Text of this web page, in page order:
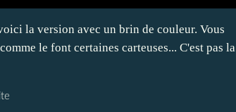
la version avec un brin de couleur. Vous
le font certaines carteuses... C'est pas la